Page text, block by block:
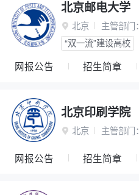
北京邮电大学
 北京 主管部门：
“双一流”建设高校
网报公告 招生简章
北京印刷学院
 北京 主管部门：
网报公告 招生简章